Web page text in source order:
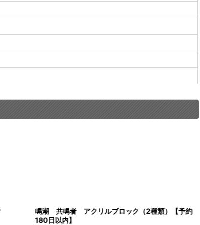
鳴潮 共鳴者 アクリルブロック（2種類）【予約
180日以内】